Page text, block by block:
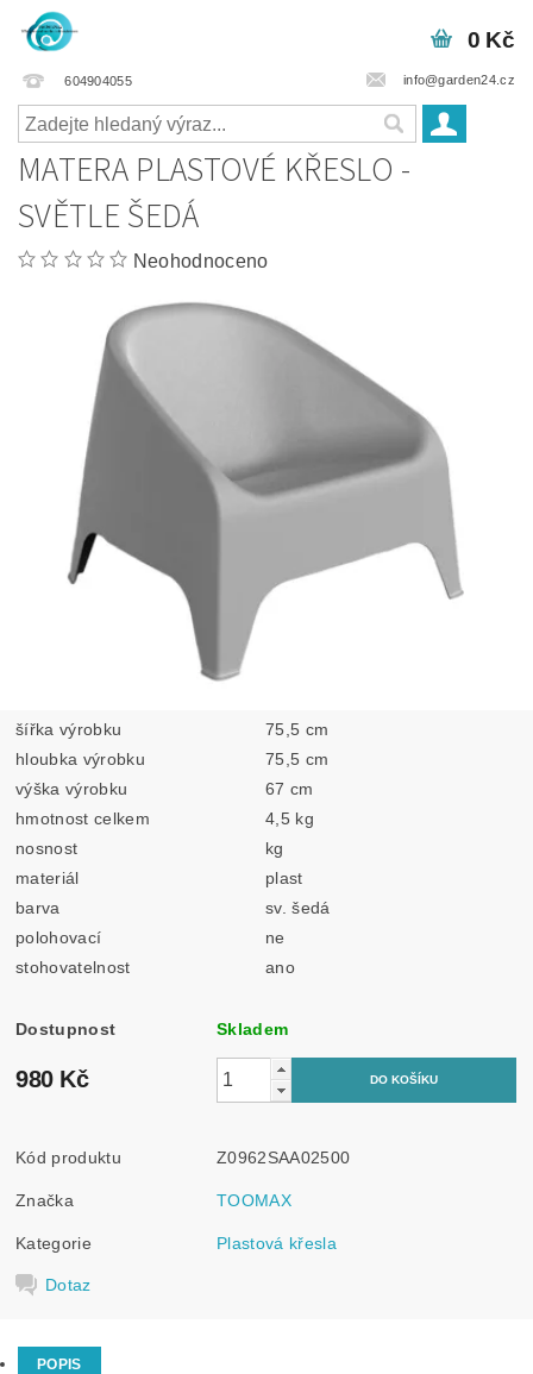
604904055 info@garden24.cz
0 Kč
MATERA PLASTOVÉ KŘESLO -
SVĚTLE ŠEDÁ
Neohodnoceno
šířka výrobku
75,5 cm
hloubka výrobku
75,5 cm
výška výrobku
67 cm
hmotnost celkem
4,5 kg
nosnost
kg
materiál
plast
barva
sv. šedá
polohovací
ne
stohovatelnost
ano
Dostupnost Skladem
980 Kč
Kód produktu Z0962SAA02500
Značka TOOMAX
Kategorie Plastová křesla
Dotaz
POPIS